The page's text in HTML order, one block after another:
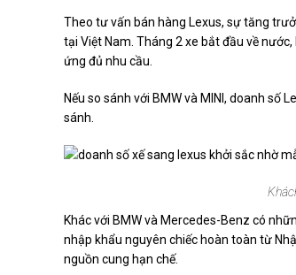
Theo tư vấn bán hàng Lexus, sự tăng
tại Việt Nam. Tháng 2 xe bắt đầu về
ứng đủ nhu cầu.
Nếu so sánh với BMW và MINI, doanh số
sánh.
Khác với BMW và Mercedes-Benz có
nhập khẩu nguyên chiếc hoàn toàn từ
nguồn cung hạn chế.